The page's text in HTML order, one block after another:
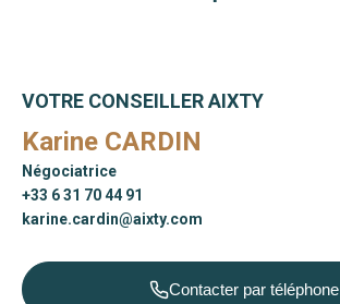
VOTRE CONSEILLER AIXTY
Karine CARDIN
Négociatrice
+33 6 31 70 44 91
karine.cardin@aixty.com
Contacter par téléphone